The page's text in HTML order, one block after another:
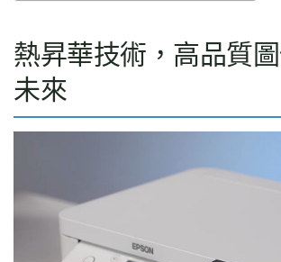
熱昇華技術，高品質
未來